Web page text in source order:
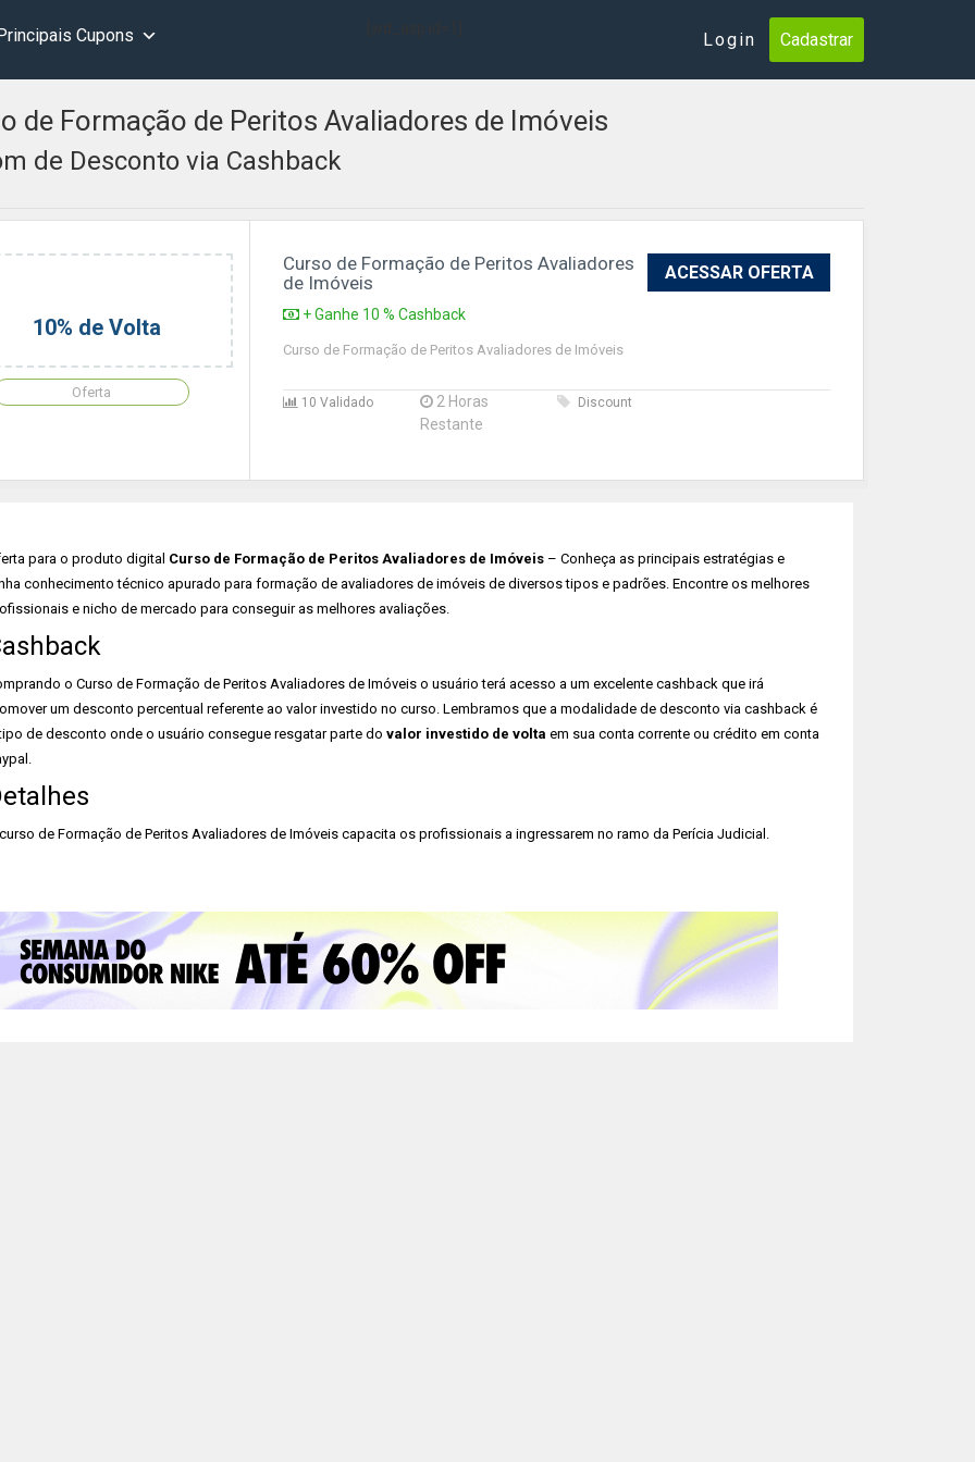
Cupons Login Cadastrar
de Formação de Peritos Avaliadores de Imóveis
de Desconto via Cashback
10% de Volta
Oferta
Curso de Formação de Peritos Avaliadores
de Imóveis
+ Ganhe 10 % Cashback
ACESSAR OFERTA
Curso de Formação de Peritos Avaliadores de Imóveis
10 Validado
2 Horas
Restante
Discount
para o produto digital Curso de Formação de Peritos Avaliadores de Imóveis – Conheça as principais estratégias e
conhecimento técnico apurado para formação de avaliadores de imóveis de diversos tipos e padrões. Encontre os melhores
e nicho de mercado para conseguir as melhores avaliações.
o Curso de Formação de Peritos Avaliadores de Imóveis o usuário terá acesso a um excelente cashback que irá
um desconto percentual referente ao valor investido no curso. Lembramos que a modalidade de desconto via cashback é
de desconto onde o usuário consegue resgatar parte do valor investido de volta em sua conta corrente ou crédito em conta
de Formação de Peritos Avaliadores de Imóveis capacita os profissionais a ingressarem no ramo da Perícia Judicial.